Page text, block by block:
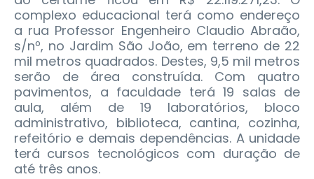
complexo educacional terá como endereço
a rua Professor Engenheiro Claudio Abraão,
s/nº, no Jardim São João, em terreno de 22
mil metros quadrados. Destes, 9,5 mil metros
serão de área construída. Com quatro
pavimentos, a faculdade terá 19 salas de
aula, além de 19 laboratórios, bloco
administrativo, biblioteca, cantina, cozinha,
refeitório e demais dependências. A unidade
terá cursos tecnológicos com duração de
até três anos.